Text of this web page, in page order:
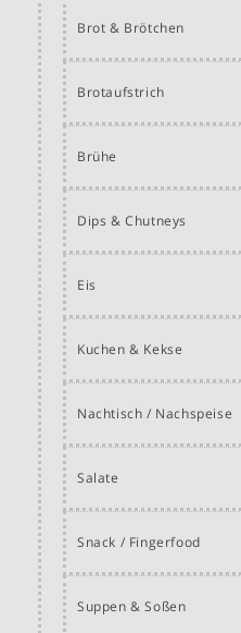
Brot & Brötchen
Brotaufstrich
Brühe
Dips & Chutneys
Eis
Kuchen & Kekse
Nachtisch / Nachspeise
Salate
Snack / Fingerfood
Suppen & Soßen